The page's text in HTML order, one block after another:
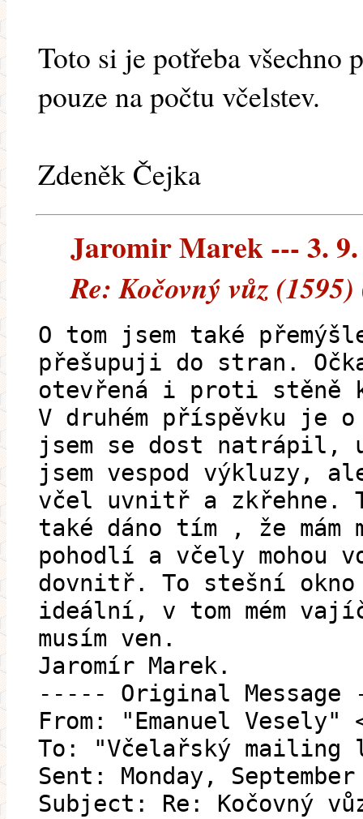
Toto si je potřeba všechno
pouze na počtu včelstev.
Zdeněk Čejka
Jaromir Marek --- 3. 9.
Re: Kočovný vůz
O tom jsem také
přešupuji do stran. Očka
otevřená i proti stěně
V druhém příspěvku je
jsem se dost natrápil,
jsem vespod výkluzy,
včel uvnitř a zkřehne.
také dáno tím , že mám
pohodlí a včely mohou
dovnitř. To stešní
ideální, v tom mém
musím ven.
Jaromír Marek.
----- Original
From: "Emanuel Vesely"
To: "Včelařský
Sent: Monday,
Subject: Re: Kočovný